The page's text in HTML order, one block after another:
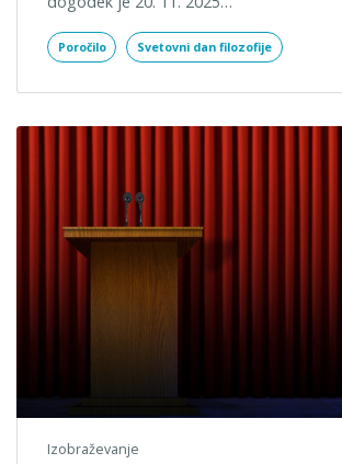
Poročilo Svetovni dan filozofije
Izobraževanje